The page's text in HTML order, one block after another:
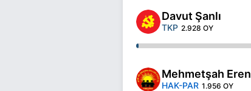
Davut Şanlı
TKP 2.928 OY
Mehmetşah Eren
HAK-PAR 1.956 OY